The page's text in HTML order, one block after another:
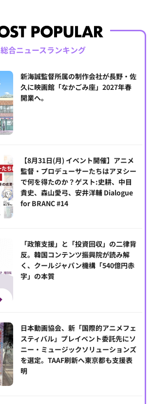
総合ニュースランキング
新海誠監督所属の制作会社が長野・佐
久に映画館「なかごみ座」2027年春
開業へ。
【8月31日(月) イベント開催】アニメ
監督・プロデューサーたちはアヌシー
で何を得たのか？ゲスト:史耕、中目
貴史、森山愛弓、安井洋輔 Dialogue
for BRANC #14
「政策支援」と「投資回収」の二律背
反。韓国コンテンツ振興院が読み解
く、クールジャパン機構「540億円赤
字」の本質
日本動画協会、新「国際的アニメフェ
スティバル」プレイベント委託先にソ
ニー・ミュージックソリューションズ
を選定。TAAF刷新へ東京都も支援表
明